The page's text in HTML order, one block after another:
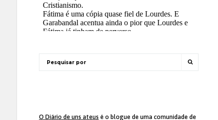
O Diário de uns ateus é o blogue de uma comunidade de